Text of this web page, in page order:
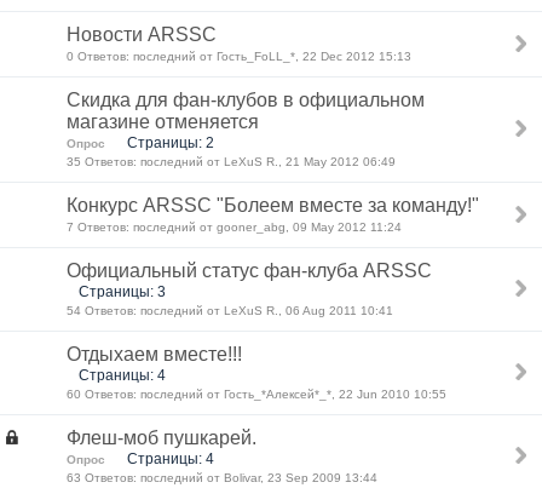
Новости ARSSC
0 Ответов: последний от Гость_FoLL_*, 22 Dec 2012 15:13
Скидка для фан-клубов в официальном
магазине отменяется
Опрос Страницы: 2
35 Ответов: последний от LeXuS R., 21 May 2012 06:49
Конкурс ARSSC "Болеем вместе за команду!"
7 Ответов: последний от gooner_abg, 09 May 2012 11:24
Официальный статус фан-клуба ARSSC
Страницы: 3
54 Ответов: последний от LeXuS R., 06 Aug 2011 10:41
Отдыхаем вместе!!!
Страницы: 4
60 Ответов: последний от Гость_*Алексей*_*, 22 Jun 2010 10:55
Флеш-моб пушкарей.
Опрос Страницы: 4
63 Ответов: последний от Bolivar, 23 Sep 2009 13:44